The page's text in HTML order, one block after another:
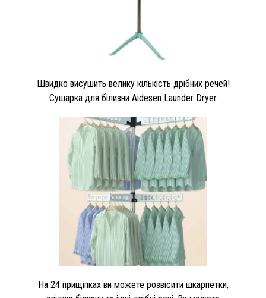
Швидко висушить велику кількість дрібних речей!
Сушарка для білизни Aidesen Launder Dryer
На 24 прищіпках ви можете розвісити шкарпетки,